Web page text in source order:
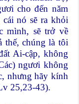
cho đến năm
nó sẽ ra khỏi
mình, sẽ trở về
thế, chúng là tôi
Ai-cập, không
ngươi không
nhưng hãy kính
25,23-43).